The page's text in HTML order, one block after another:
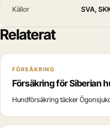
Källor SVA,
Relaterat
FÖRSÄKRING
Försäkring för Siberian
Hundförsäkring täcker